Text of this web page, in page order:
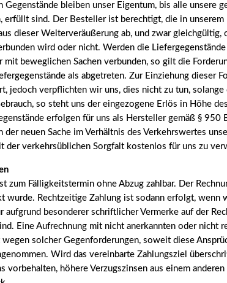
Gegenstände bleiben unser Eigentum, bis alle
erfüllt sind. Der Besteller ist berechtigt, die in
dieser Weiterveräußerung ab, und zwar
wird oder nicht. Werden die
mit beweglichen Sachen verbunden, so gilt die
als abgetreten. Zur Einziehung dieser
jedoch verpflichten wir uns, dies nicht zu tun,
so steht uns der eingezogene Erlös in Höhe
erfolgen für uns als Hersteller gemäß §
neuen Sache im Verhältnis des Verkehrswertes
der verkehrsüblichen Sorgfalt kostenlos für uns zu
zum Fälligkeitstermin ohne Abzug zahlbar. Der
wurde. Rechtzeitige Zahlung ist sodann erfolgt,
aufgrund besonderer schriftlicher Vermerke auf der
Eine Aufrechnung mit nicht anerkannten oder
solcher Gegenforderungen, soweit diese
Wird das vereinbarte Zahlungsziel
vorbehalten, höhere Verzugszinsen aus einem